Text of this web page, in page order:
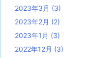
2023年3月 (3)
2023年2月 (2)
2023年1月 (3)
2022年12月 (3)